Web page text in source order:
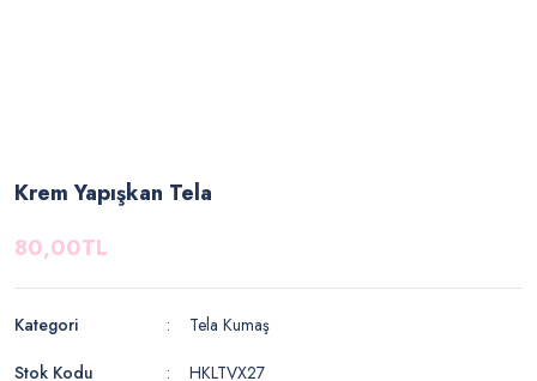
Krem Yapışkan Tela
80,00TL
Kategori
Tela Kumaş
Stok Kodu
HKLTVX27